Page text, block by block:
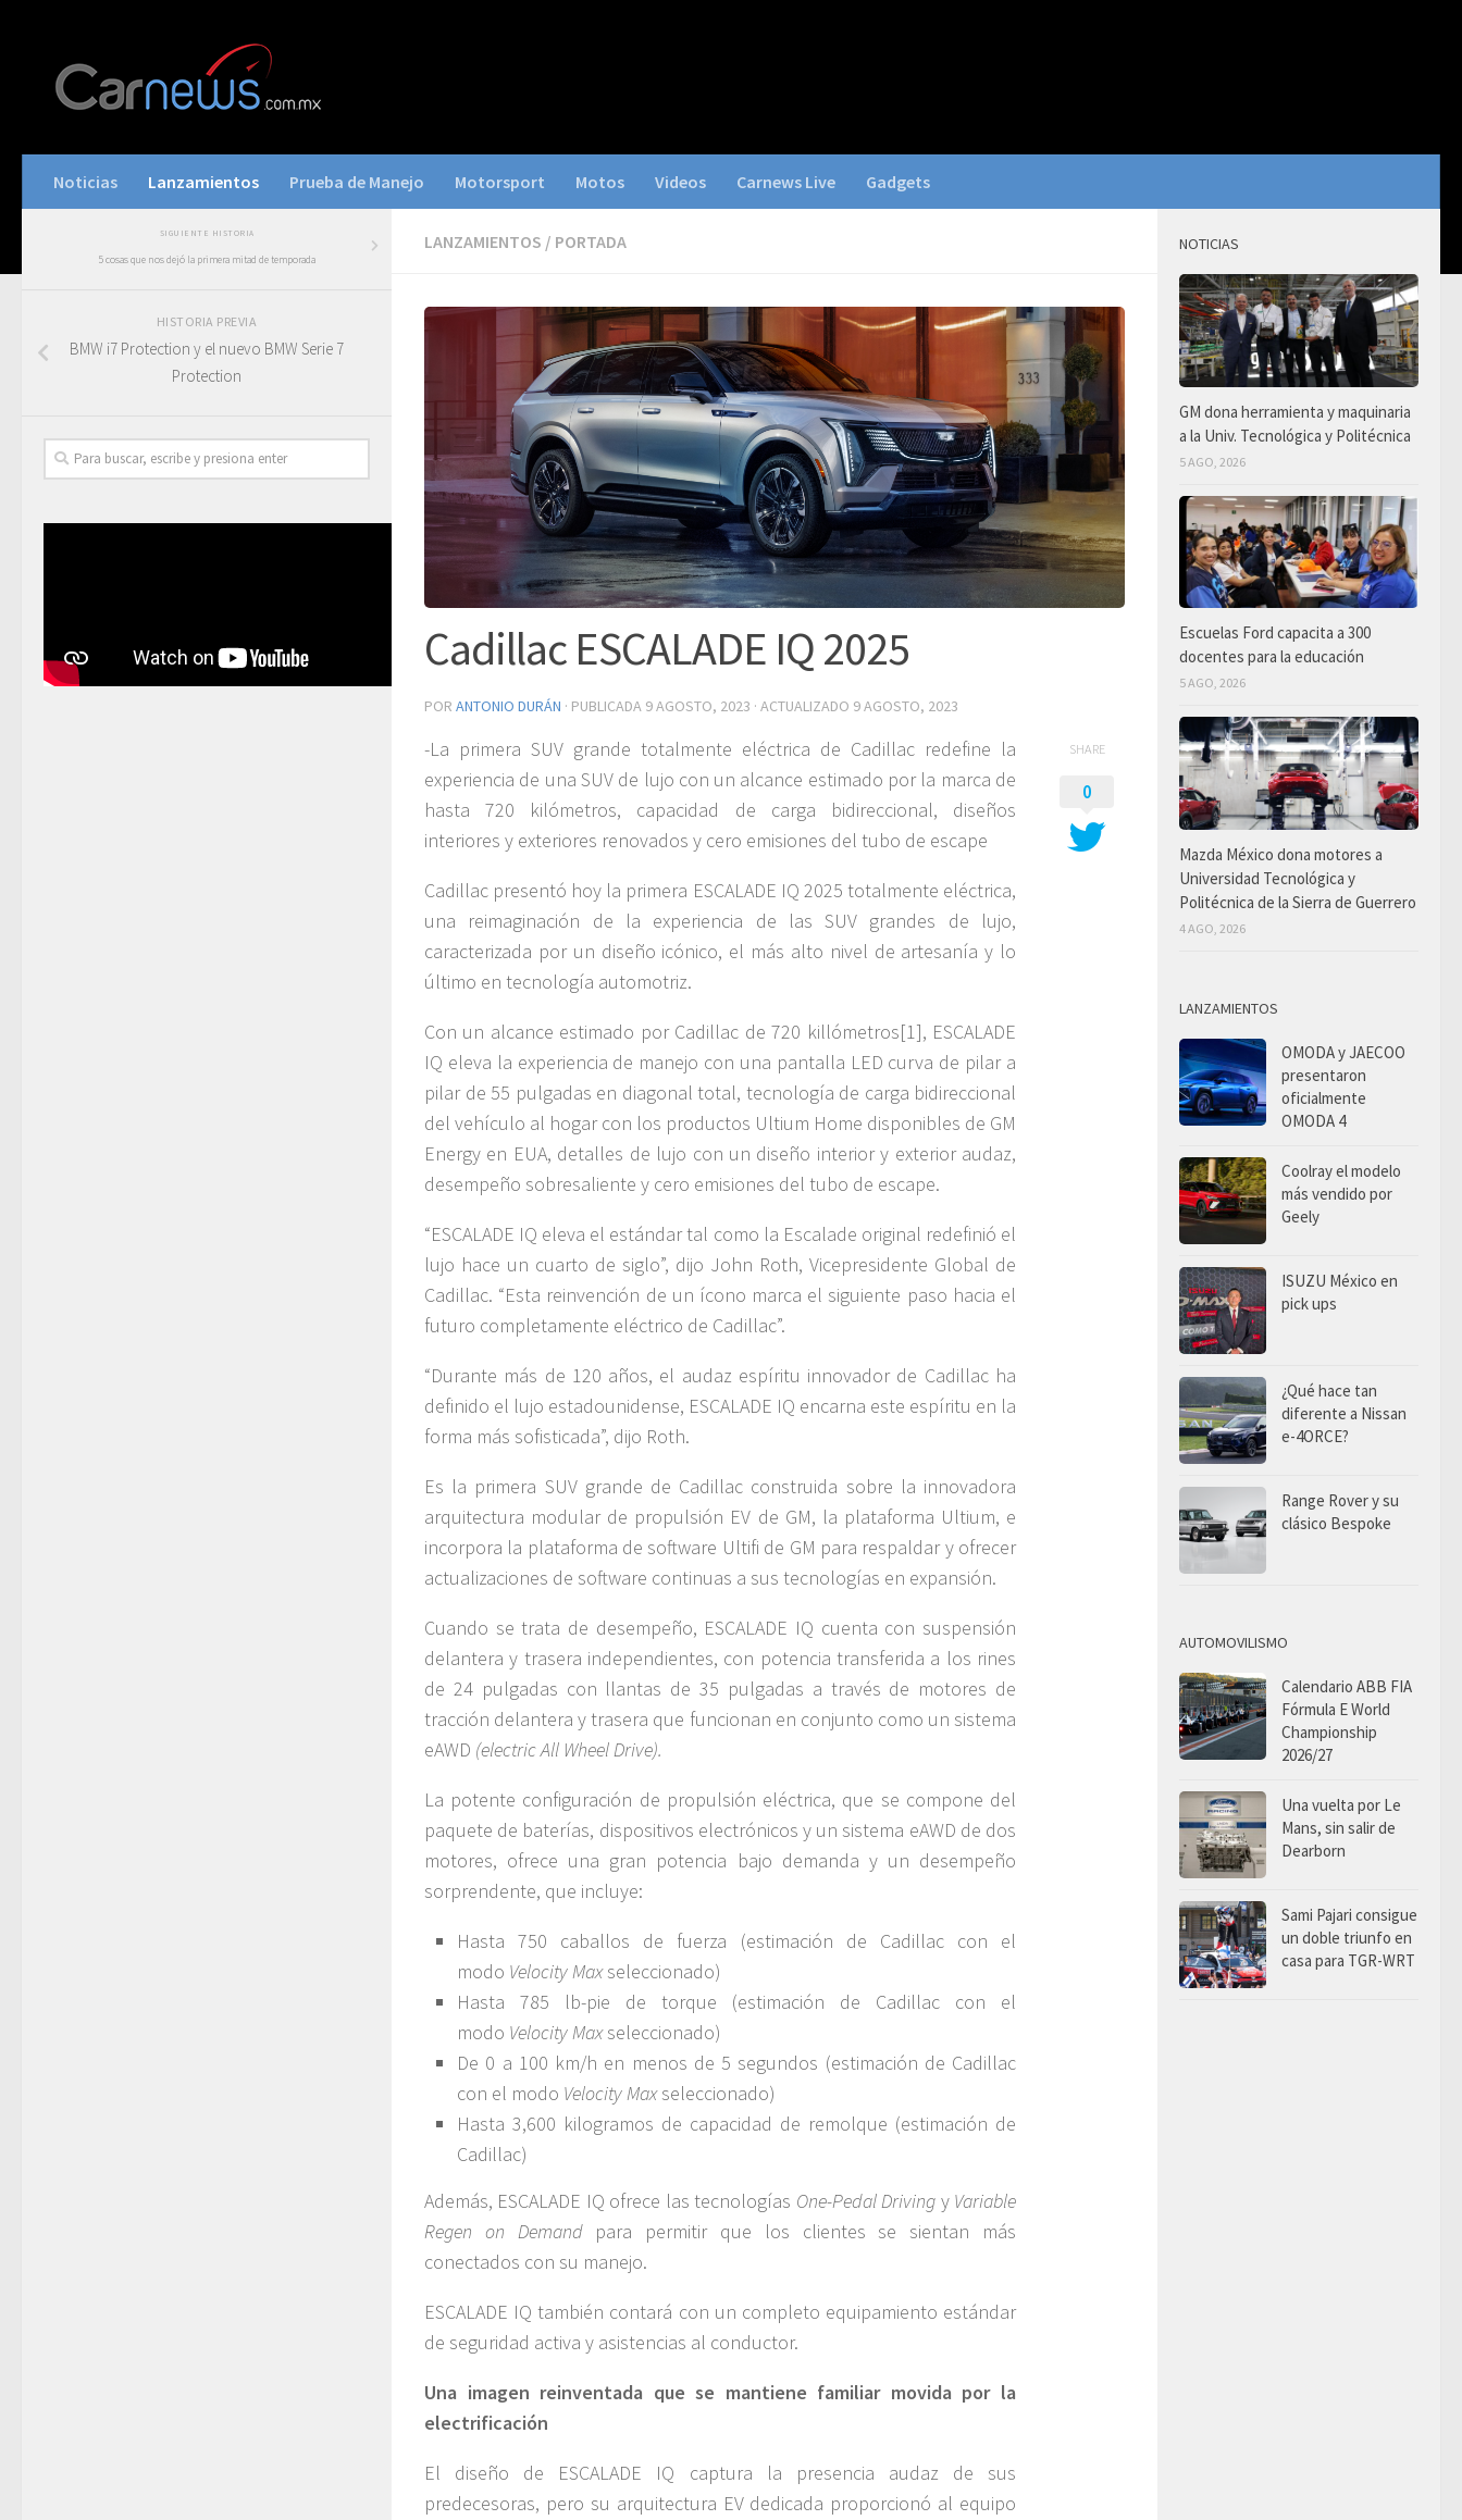
Noticias Lanzamientos Prueba de Manejo Motorsport Motos Videos Carnews Live Gadgets
LANZAMIENTOS / PORTADA
Cadillac ESCALADE IQ 2025
POR ANTONIO DURÁN · PUBLICADA 9 AGOSTO, 2023 · ACTUALIZADO 9 AGOSTO, 2023
-La primera SUV grande totalmente eléctrica de Cadillac redefine la
experiencia de una SUV de lujo con un alcance estimado por la marca de
hasta 720 kilómetros, capacidad de carga bidireccional, diseños
interiores y exteriores renovados y cero emisiones del tubo de escape
Cadillac presentó hoy la primera ESCALADE IQ 2025 totalmente eléctrica,
una reimaginación de la experiencia de las SUV grandes de lujo,
caracterizada por un diseño icónico, el más alto nivel de artesanía y lo
último en tecnología automotriz.
Con un alcance estimado por Cadillac de 720 killómetros[1], ESCALADE
IQ eleva la experiencia de manejo con una pantalla LED curva de pilar a
pilar de 55 pulgadas en diagonal total, tecnología de carga bidireccional
del vehículo al hogar con los productos Ultium Home disponibles de GM
Energy en EUA, detalles de lujo con un diseño interior y exterior audaz,
desempeño sobresaliente y cero emisiones del tubo de escape.
“ESCALADE IQ eleva el estándar tal como la Escalade original redefinió el
lujo hace un cuarto de siglo”, dijo John Roth, Vicepresidente Global de
Cadillac. “Esta reinvención de un ícono marca el siguiente paso hacia el
futuro completamente eléctrico de Cadillac”.
“Durante más de 120 años, el audaz espíritu innovador de Cadillac ha
definido el lujo estadounidense, ESCALADE IQ encarna este espíritu en la
forma más sofisticada”, dijo Roth.
Es la primera SUV grande de Cadillac construida sobre la innovadora
arquitectura modular de propulsión EV de GM, la plataforma Ultium, e
incorpora la plataforma de software Ultifi de GM para respaldar y ofrecer
actualizaciones de software continuas a sus tecnologías en expansión.
Cuando se trata de desempeño, ESCALADE IQ cuenta con suspensión
delantera y trasera independientes, con potencia transferida a los rines
de 24 pulgadas con llantas de 35 pulgadas a través de motores de
tracción delantera y trasera que funcionan en conjunto como un sistema
eAWD (electric All Wheel Drive).
La potente configuración de propulsión eléctrica, que se compone del
paquete de baterías, dispositivos electrónicos y un sistema eAWD de dos
motores, ofrece una gran potencia bajo demanda y un desempeño
sorprendente, que incluye:
Hasta 750 caballos de fuerza (estimación de Cadillac con el
modo Velocity Maxseleccionado)
Hasta 785 lb-pie de torque (estimación de Cadillac con el
modo Velocity Maxseleccionado)
De 0 a 100 km/h en menos de 5 segundos (estimación de Cadillac
con el modo Velocity Maxseleccionado)
Hasta 3,600 kilogramos de capacidad de remolque (estimación de
Cadillac)
Además, ESCALADE IQ ofrece las tecnologías One-Pedal Driving y Variable
Regen on Demandpara permitir que los clientes se sientan más
conectados con su manejo.
ESCALADE IQ también contará con un completo equipamiento estándar
de seguridad activa y asistencias al conductor.
Una imagen reinventada que se mantiene familiar movida por la
electrificación
El diseño de ESCALADE IQ captura la presencia audaz de sus
predecesoras, pero su arquitectura EV dedicada proporcionó al equipo
SHARE
0
SIGUIENTE HISTORIA
5 cosas que nos dejó la primera mitad de temporada
HISTORIA PREVIA
BMW i7 Protection y el nuevo BMW Serie 7
Protection
NOTICIAS
GM dona herramienta y maquinaria
a la Univ. Tecnológica y Politécnica
5 AGO, 2026
Escuelas Ford capacita a 300
docentes para la educación
5 AGO, 2026
Mazda México dona motores a
Universidad Tecnológica y
Politécnica de la Sierra de Guerrero
4 AGO, 2026
LANZAMIENTOS
OMODA y JAECOO
presentaron
oficialmente
OMODA 4
Coolray el modelo
más vendido por
Geely
ISUZU México en
pick ups
¿Qué hace tan
diferente a Nissan
e-4ORCE?
Range Rover y su
clásico Bespoke
AUTOMOVILISMO
Calendario ABB FIA
Fórmula E World
Championship
2026/27
Una vuelta por Le
Mans, sin salir de
Dearborn
Sami Pajari consigue
un doble triunfo en
casa para TGR-WRT